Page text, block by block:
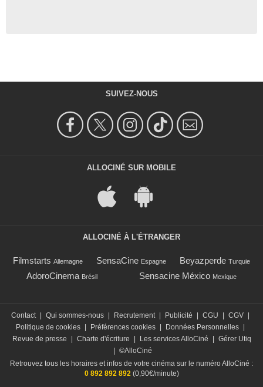
SUIVEZ-NOUS
ALLOCINÉ SUR MOBILE
ALLOCINÉ À L'ÉTRANGER
Filmstarts Allemagne SensaCine Espagne Beyazperde Turquie
AdoroCinema Brésil Sensacine México Mexique
Contact Qui sommes-nous Recrutement Publicité CGU CGV
Politique de cookies
Préférences cookies Données Personnelles
Revue de presse
Charte d'écriture Les services AlloCiné
Gérer Utiq
©AlloCiné
Retrouvez tous les horaires et infos de votre cinéma sur le numéro AlloCiné :
0 892 892 892(0,90€/minute)